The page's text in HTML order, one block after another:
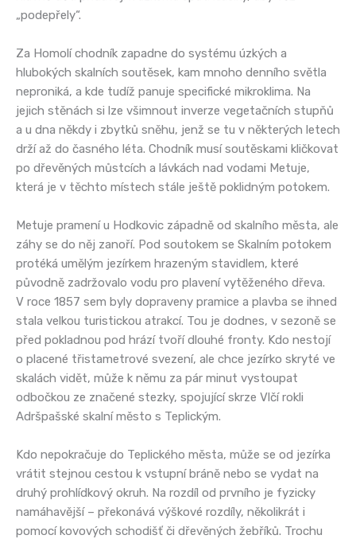
„podepřely“.
Za Homolí chodník zapadne do systému úzkých a
hlubokých skalních soutěsek, kam mnoho denního světla
neproniká, a kde tudíž panuje specifické mikroklima. Na
jejich stěnách si lze všimnout inverze vegetačních stupňů
a u dna někdy i zbytků sněhu, jenž se tu v některých letech
drží až do časného léta. Chodník musí soutěskami kličkovat
po dřevěných můstcích a lávkách nad vodami Metuje,
která je v těchto místech stále ještě poklidným potokem.
Metuje pramení u Hodkovic západně od skalního města, ale
záhy se do něj zanoří. Pod soutokem se Skalním potokem
protéká umělým jezírkem hrazeným stavidlem, které
původně zadržovalo vodu pro plavení vytěženého dřeva.
V roce 1857 sem byly dopraveny pramice a plavba se ihned
stala velkou turistickou atrakcí. Tou je dodnes, v sezoně se
před pokladnou pod hrází tvoří dlouhé fronty. Kdo nestojí
o placené třistametrové svezení, ale chce jezírko skryté ve
skalách vidět, může k němu za pár minut vystoupat
odbočkou ze značené stezky, spojující skrze Vlčí rokli
Adršpašské skalní město s Teplickým.
Kdo nepokračuje do Teplického města, může se od jezírka
vrátit stejnou cestou k vstupní bráně nebo se vydat na
druhý prohlídkový okruh. Na rozdíl od prvního je fyzicky
namáhavější – překonává výškové rozdíly, několikrát i
pomocí kovových schodišť či dřevěných žebříků. Trochu